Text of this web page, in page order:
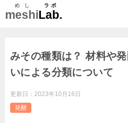
meshi
めし
Lab.
ラボ
みその種類は？ 材料や
いによる分類について
更新日： 2023年10月16日
発酵